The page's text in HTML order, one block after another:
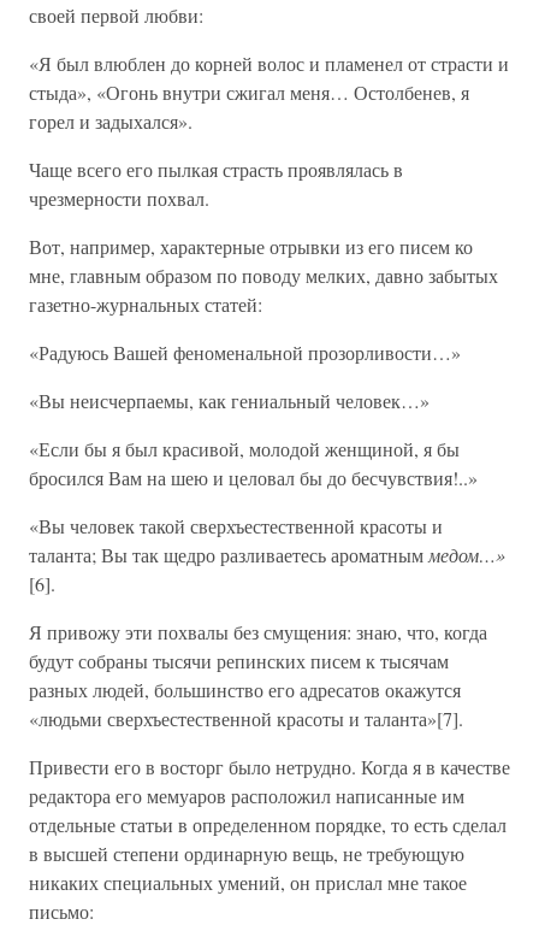
своей первой любви:
«Я был влюблен до корней волос и пламенел от страсти и
стыда», «Огонь внутри сжигал меня… Остолбенев, я
горел и задыхался».
Чаще всего его пылкая страсть проявлялась в
чрезмерности похвал.
Вот, например, характерные отрывки из его писем ко
мне, главным образом по поводу мелких, давно забытых
газетно-журнальных статей:
«Радуюсь Вашей феноменальной прозорливости…»
«Вы неисчерпаемы, как гениальный человек…»
«Если бы я был красивой, молодой женщиной, я бы
бросился Вам на шею и целовал бы до бесчувствия!..»
«Вы человек такой сверхъестественной красоты и
таланта; Вы так щедро разливаетесь ароматным медом…»
[6].
Я привожу эти похвалы без смущения: знаю, что, когда
будут собраны тысячи репинских писем к тысячам
разных людей, большинство его адресатов окажутся
«людьми сверхъестественной красоты и таланта»[7].
Привести его в восторг было нетрудно. Когда я в качестве
редактора его мемуаров расположил написанные им
отдельные статьи в определенном порядке, то есть сделал
в высшей степени ординарную вещь, не требующую
никаких специальных умений, он прислал мне такое
письмо: